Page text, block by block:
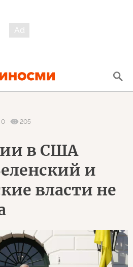
0 205
в США
и
власти не